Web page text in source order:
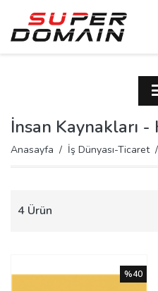
İnsan Kaynakları -
Anasayfa İş Dünyası-Ticaret
4 Ürün
%40